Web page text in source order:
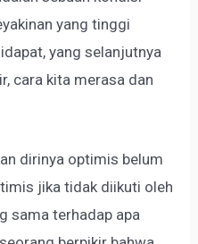
yang tinggi
yang selanjutnya
cara kita merasa dan
dirinya optimis belum
jika tidak diikuti oleh
sama terhadap apa